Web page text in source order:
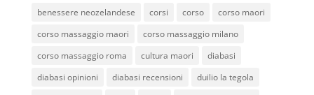
benessere neozelandese
corsi corso
corso maori
corso massaggio maori
corso massaggio milano
corso massaggio roma
cultura maori
diabasi
diabasi opinioni
diabasi recensioni
duilio la tegola